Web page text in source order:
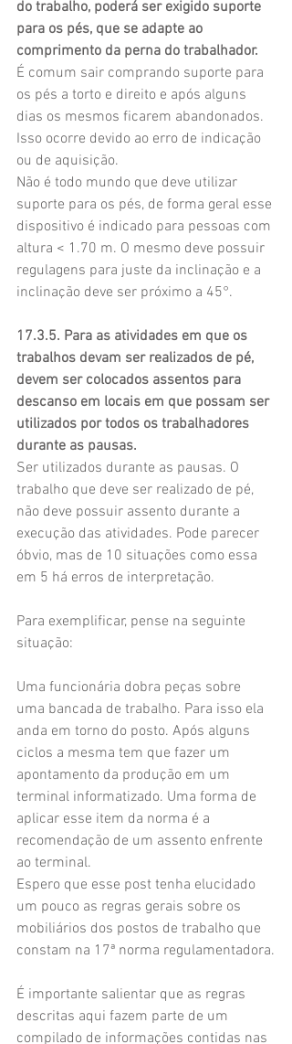
do trabalho, poderá ser exigido suporte
para os pés, que se adapte ao
comprimento da perna do trabalhador.
É comum sair comprando suporte para
os pés a torto e direito e após alguns
dias os mesmos ficarem abandonados.
Isso ocorre devido ao erro de indicação
ou de aquisição.
Não é todo mundo que deve utilizar
suporte para os pés, de forma geral esse
dispositivo é indicado para pessoas com
altura < 1.70 m. O mesmo deve possuir
regulagens para juste da inclinação e a
inclinação deve ser próximo a 45°.
17.3.5. Para as atividades em que os
trabalhos devam ser realizados de pé,
devem ser colocados assentos para
descanso em locais em que possam ser
utilizados por todos os trabalhadores
durante as pausas.
Ser utilizados durante as pausas. O
trabalho que deve ser realizado de pé,
não deve possuir assento durante a
execução das atividades. Pode parecer
óbvio, mas de 10 situações como essa
em 5 há erros de interpretação.
Para exemplificar, pense na seguinte
situação:
Uma funcionária dobra peças sobre
uma bancada de trabalho. Para isso ela
anda em torno do posto. Após alguns
ciclos a mesma tem que fazer um
apontamento da produção em um
terminal informatizado. Uma forma de
aplicar esse item da norma é a
recomendação de um assento enfrente
ao terminal.
Espero que esse post tenha elucidado
um pouco as regras gerais sobre os
mobiliários dos postos de trabalho que
constam na 17ª norma regulamentadora.
É importante salientar que as regras
descritas aqui fazem parte de um
compilado de informações contidas nas